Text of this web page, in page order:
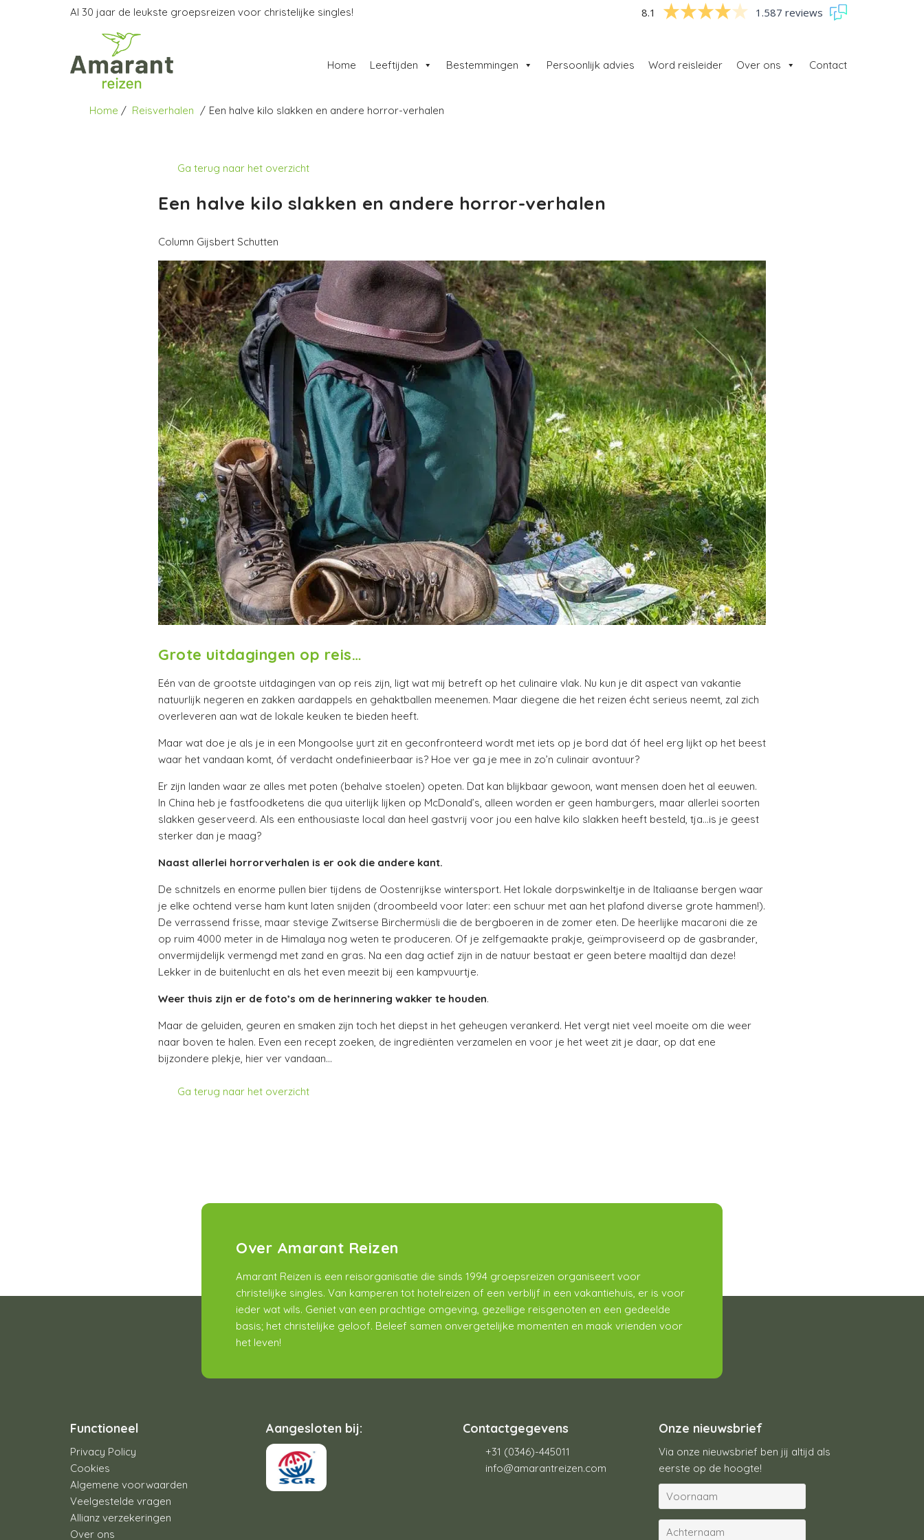
Al 30 jaar de leukste groepsreizen voor christelijke singles! 8.1 1.587 reviews
Home Leeftijden Bestemmingen Persoonlijk advies Word reisleider Over ons Contact
Home Reisverhalen Een halve kilo slakken en andere horror-verhalen
Ga terug naar het overzicht
Een halve kilo slakken en andere horror-verhalen
Column Gijsbert Schutten
Grote uitdagingen op reis…
Eén van de grootste uitdagingen van op reis zijn, ligt wat mij betreft op het culinaire vlak. Nu kun je dit aspect van vakantie
natuurlijk negeren en zakken aardappels en gehaktballen meenemen. Maar diegene die het reizen écht serieus neemt, zal zich
overleveren aan wat de lokale keuken te bieden heeft.
Maar wat doe je als je in een Mongoolse yurt zit en geconfronteerd wordt met iets op je bord dat óf heel erg lijkt op het beest
waar het vandaan komt, óf verdacht ondefinieerbaar is? Hoe ver ga je mee in zo’n culinair avontuur?
Er zijn landen waar ze alles met poten (behalve stoelen) opeten. Dat kan blijkbaar gewoon, want mensen doen het al eeuwen.
In China heb je fastfoodketens die qua uiterlijk lijken op McDonald’s, alleen worden er geen hamburgers, maar allerlei soorten
slakken geserveerd. Als een enthousiaste local dan heel gastvrij voor jou een halve kilo slakken heeft besteld, tja…is je geest
sterker dan je maag?
Naast allerlei horrorverhalen is er ook die andere kant.
De schnitzels en enorme pullen bier tijdens de Oostenrijkse wintersport. Het lokale dorpswinkeltje in de Italiaanse bergen waar
je elke ochtend verse ham kunt laten snijden (droombeeld voor later: een schuur met aan het plafond diverse grote hammen!).
De verrassend frisse, maar stevige Zwitserse Birchermüsli die de bergboeren in de zomer eten. De heerlijke macaroni die ze
op ruim 4000 meter in de Himalaya nog weten te produceren. Of je zelfgemaakte prakje, geïmproviseerd op de gasbrander,
onvermijdelijk vermengd met zand en gras. Na een dag actief zijn in de natuur bestaat er geen betere maaltijd dan deze!
Lekker in de buitenlucht en als het even meezit bij een kampvuurtje.
Weer thuis zijn er de foto’s om de herinnering wakker te houden.
Maar de geluiden, geuren en smaken zijn toch het diepst in het geheugen verankerd. Het vergt niet veel moeite om die weer
naar boven te halen. Even een recept zoeken, de ingrediënten verzamelen en voor je het weet zit je daar, op dat ene
bijzondere plekje, hier ver vandaan…
Ga terug naar het overzicht
Over Amarant Reizen
Amarant Reizen is een reisorganisatie die sinds 1994 groepsreizen organiseert voor
christelijke singles. Van kamperen tot hotelreizen of een verblijf in een vakantiehuis, er is voor
ieder wat wils. Geniet van een prachtige omgeving, gezellige reisgenoten en een gedeelde
basis; het christelijke geloof. Beleef samen onvergetelijke momenten en maak vrienden voor
het leven!
Functioneel
Privacy Policy
Cookies
Algemene voorwaarden
Veelgestelde vragen
Allianz verzekeringen
Over ons
Aangesloten bij: Contactgegevens
+31 (0346)-445011
info@amarantreizen.com
Onze nieuwsbrief
Via onze nieuwsbrief ben jij altijd als
eerste op de hoogte!
o